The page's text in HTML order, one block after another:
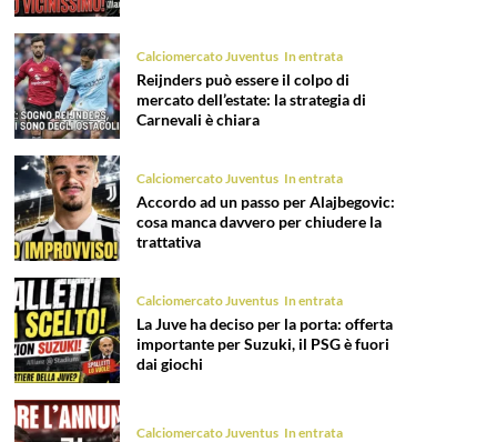
Calciomercato Juventus In entrata
Reijnders può essere il colpo di
mercato dell’estate: la strategia di
Carnevali è chiara
Calciomercato Juventus In entrata
Accordo ad un passo per Alajbegovic:
cosa manca davvero per chiudere la
trattativa
Calciomercato Juventus In entrata
La Juve ha deciso per la porta: offerta
importante per Suzuki, il PSG è fuori
dai giochi
Calciomercato Juventus In entrata